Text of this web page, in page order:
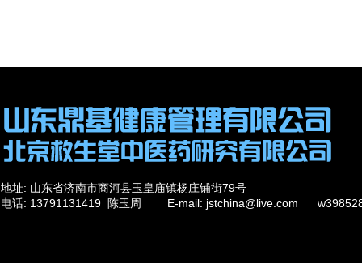
地址: 山东省济南市商河县玉皇庙镇杨庄铺街79号
电话: 13791131419 陈玉周 E-mail: jstchina@live.com